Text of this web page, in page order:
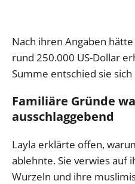
Nach ihren Angaben
rund 250.000 US-Dollar
Summe entschied sie
Familiäre Gründe
ausschlaggebend
Layla erklärte offen,
ablehnte. Sie verwies auf
Wurzeln und ihre